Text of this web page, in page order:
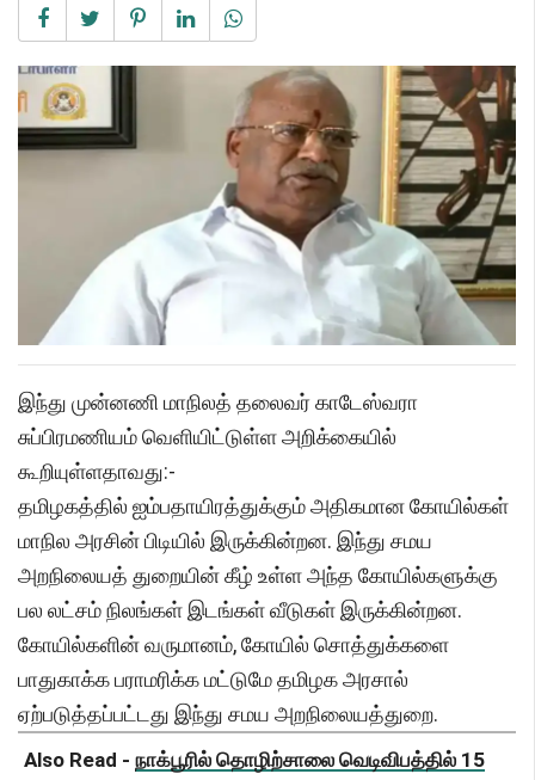
இந்து முன்னணி மாநிலத் தலைவர் காடேஸ்வரா
சுப்பிரமணியம் வெளியிட்டுள்ள அறிக்கையில்
கூறியுள்ளதாவது:-
தமிழகத்தில் ஐம்பதாயிரத்துக்கும் அதிகமான கோயில்கள்
மாநில அரசின் பிடியில் இருக்கின்றன. இந்து சமய
அறநிலையத் துறையின் கீழ் உள்ள அந்த கோயில்களுக்கு
பல லட்சம் நிலங்கள் இடங்கள் வீடுகள் இருக்கின்றன.
கோயில்களின் வருமானம், கோயில் சொத்துக்களை
பாதுகாக்க பராமரிக்க மட்டுமே தமிழக அரசால்
ஏற்படுத்தப்பட்டது இந்து சமய அறநிலையத்துறை.
Also Read - நாக்பூரில் தொழிற்சாலை வெடிவிபத்தில் 15